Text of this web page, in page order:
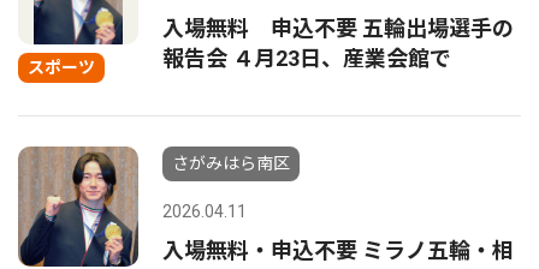
スポーツ
入場無料 申込不要 五輪出場選手の
報告会 ４月23日、産業会館で
さがみはら南区
2026.04.11
入場無料・申込不要 ミラノ五輪・相